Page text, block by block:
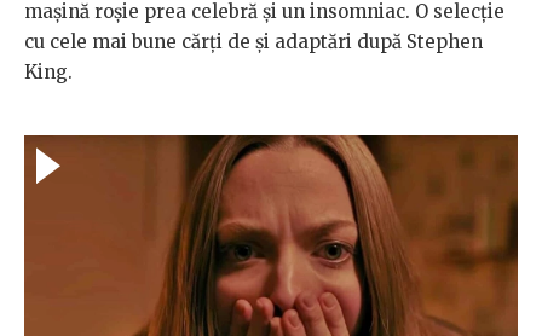
mașină roșie prea celebră și un insomniac. O selecție
cu cele mai bune cărți de și adaptări după Stephen
King.